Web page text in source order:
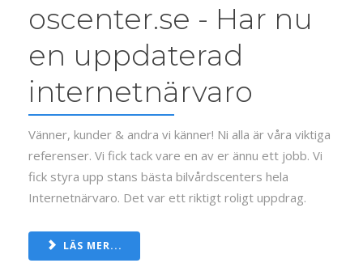
oscenter.se - Har nu
en uppdaterad
internetnärvaro
Vänner, kunder & andra vi känner! Ni alla är våra viktiga
referenser. Vi fick tack vare en av er ännu ett jobb. Vi
fick styra upp stans bästa bilvårdscenters hela
Internetnärvaro. Det var ett riktigt roligt uppdrag.
LÄS MER...